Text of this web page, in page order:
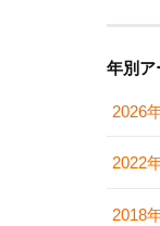
年別ア
2026
2022
2018